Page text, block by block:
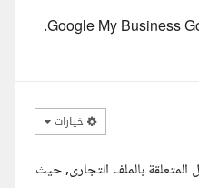
السلام عليكم ورحمة الله وبركاته مساء الخير أستاذ خالد, بصفتي خبير تقني ومتخصص في خدمات Google My Business Google Maps.
خيارات
بالملف التجارى, حيث